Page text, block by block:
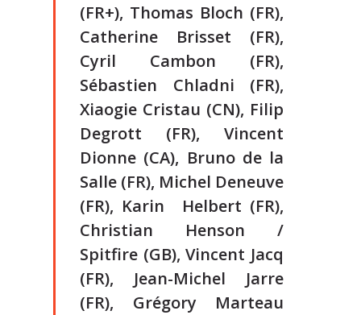
(FR+), Thomas Bloch (FR),
Catherine Brisset (FR),
Cyril Cambon (FR),
Sébastien Chladni (FR),
Xiaogie Cristau (CN), Filip
Degrott (FR), Vincent
Dionne (CA), Bruno de la
Salle (FR), Michel Deneuve
(FR), Karin Helbert (FR),
Christian Henson /
Spitfire (GB), Vincent Jacq
(FR), Jean-Michel Jarre
(FR), Grégory Marteau